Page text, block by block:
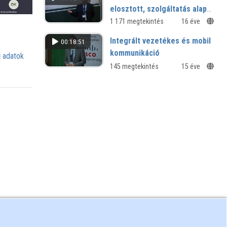
adatok
elosztott, szolgáltatás alapú
SaaS modellekben - GRID és
hátrányai
1 171 megtekintés 16 éve
00:18:51
Integrált vezetékes és mobil
kommunikáció
145 megtekintés 15 éve